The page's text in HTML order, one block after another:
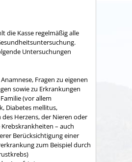
die Kasse regelmäßig alle
Untersuchungen
Fragen zu eigenen
sowie zu Erkrankungen
(vor allem
Diabetes mellitus,
des Herzens, der Nieren oder
– auch
Berücksichtigung einer
zum Beispiel durch